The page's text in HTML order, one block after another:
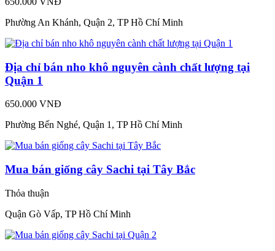
Phường An Khánh, Quận 2, TP Hồ Chí Minh
Địa chỉ bán nho khô nguyên cành chất lượng tại
Quận 1
650.000 VNĐ
Phường Bến Nghé, Quận 1, TP Hồ Chí Minh
Mua bán giống cây Sachi tại Tây Bắc
Thỏa thuận
Quận Gò Vấp, TP Hồ Chí Minh